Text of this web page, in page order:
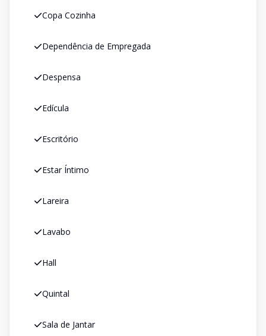
Copa Cozinha
Dependência de Empregada
Despensa
Edícula
Escritório
Estar Íntimo
Lareira
Lavabo
Hall
Quintal
Sala de Jantar